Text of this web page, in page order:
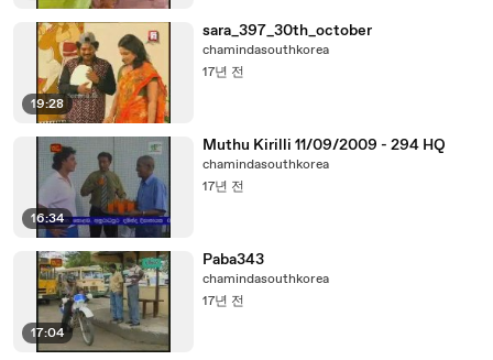
19:28
sara_397_30th_october
chamindasouthkorea
17년 전
16:34
Muthu Kirilli 11/09/2009 - 294 HQ
chamindasouthkorea
17년 전
17:04
Paba343
chamindasouthkorea
17년 전